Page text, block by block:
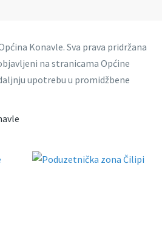
Konavle. Sva prava pridržana
na stranicama Općine
upotrebu u promidžbene